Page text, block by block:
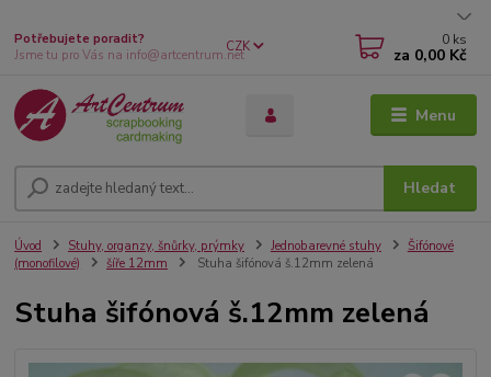
Menu
CZK
Hledat
Potřebujete poradit?
Jsme tu pro Vás na info@artcentrum.net
0 ks
za 0,00 Kč
Úvod Stuhy, organzy, šnůrky, prýmky Jednobarevné stuhy
Šifónové
(monofilové)
šíře 12mm Stuha šifónová š.12mm zelená
Stuha šifónová š.12mm zelená